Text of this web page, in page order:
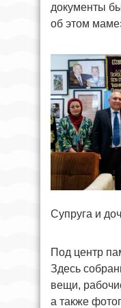
документы
об этом
Супруга и
Под центр
Здесь
вещи,
а также